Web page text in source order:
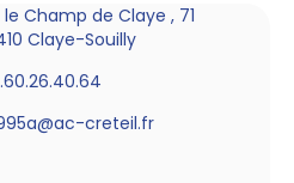
Champ de Claye , 71
Claye-Souilly
creteil.fr